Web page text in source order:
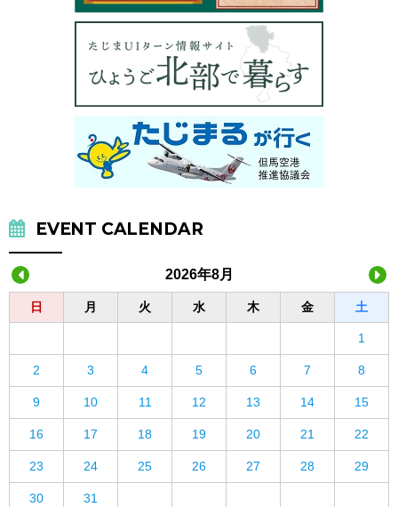
EVENT CALENDAR
2026年8月
日 月 火 水 木 金 土
1
2 3 4 5 6 7 8
9 10 11 12 13 14 15
16 17 18 19 20 21 22
23 24 25 26 27 28 29
30 31